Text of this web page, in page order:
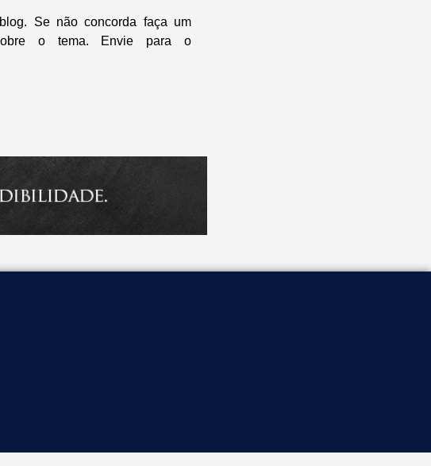
Se não concorda faça um
o tema. Envie para o